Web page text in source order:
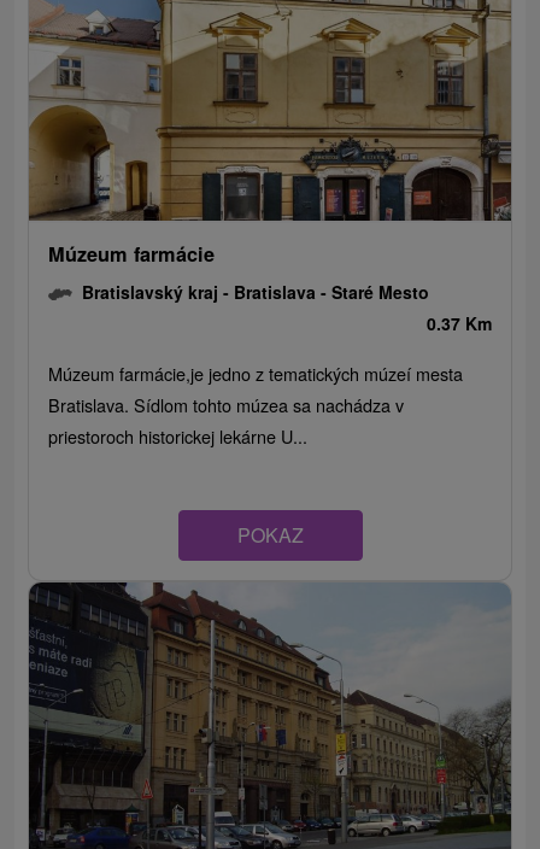
Múzeum farmácie
Bratislavský kraj - Bratislava - Staré Mesto
0.37 Km
Múzeum farmácie,je jedno z tematických múzeí mesta
Bratislava. Sídlom tohto múzea sa nachádza v
priestoroch historickej lekárne U...
POKAZ